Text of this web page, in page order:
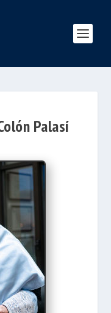
Palasí